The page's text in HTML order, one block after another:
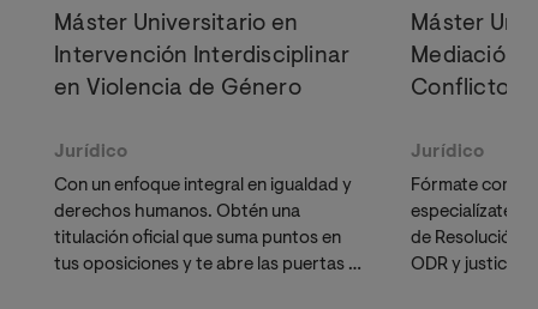
Máster Universitario en
Intervención Interdisciplinar
en Violencia de Género
Jurídico
Con un enfoque integral en igualdad y
derechos humanos. Obtén una
titulación oficial que suma puntos en
tus oposiciones y te abre las puertas a
Máster
Mediación
Conflicto
Jurídico
Fórmate como
especialízate
de Resolución
ODR y justicia